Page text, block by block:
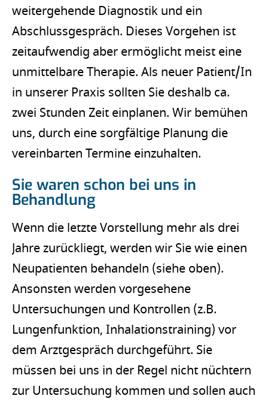
weitergehende Diagnostik und ein
Abschlussgespräch. Dieses Vorgehen ist
zeitaufwendig aber ermöglicht meist eine
unmittelbare Therapie. Als neuer Patient/In
in unserer Praxis sollten Sie deshalb ca.
zwei Stunden Zeit einplanen. Wir bemühen
uns, durch eine sorgfältige Planung die
vereinbarten Termine einzuhalten.
Sie waren schon bei uns in
Behandlung
Wenn die letzte Vorstellung mehr als drei
Jahre zurückliegt, werden wir Sie wie einen
Neupatienten behandeln (siehe oben).
Ansonsten werden vorgesehene
Untersuchungen und Kontrollen (z.B.
Lungenfunktion, Inhalationstraining) vor
dem Arztgespräch durchgeführt. Sie
müssen bei uns in der Regel nicht nüchtern
zur Untersuchung kommen und sollen auch